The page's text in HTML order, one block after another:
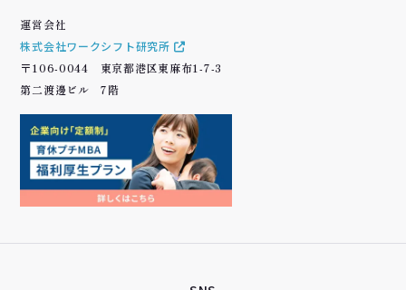
運営会社
株式会社ワークシフト研究所
〒106-0044 東京都港区東麻布1-7-3
第二渡邊ビル 7階